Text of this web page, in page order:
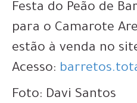
Festa do Peão de
para o Camarote
estão à venda no
Acesso:
Foto: Davi Santos